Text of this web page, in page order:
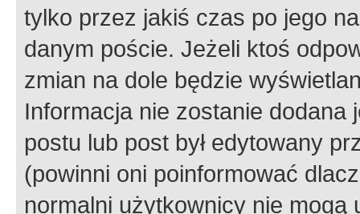
tylko przez jakiś czas po jego
danym poście. Jeżeli ktoś
zmian na dole będzie
Informacja nie zostanie dodana
postu lub post był edytowany
(powinni oni poinformować
normalni użytkownicy nie